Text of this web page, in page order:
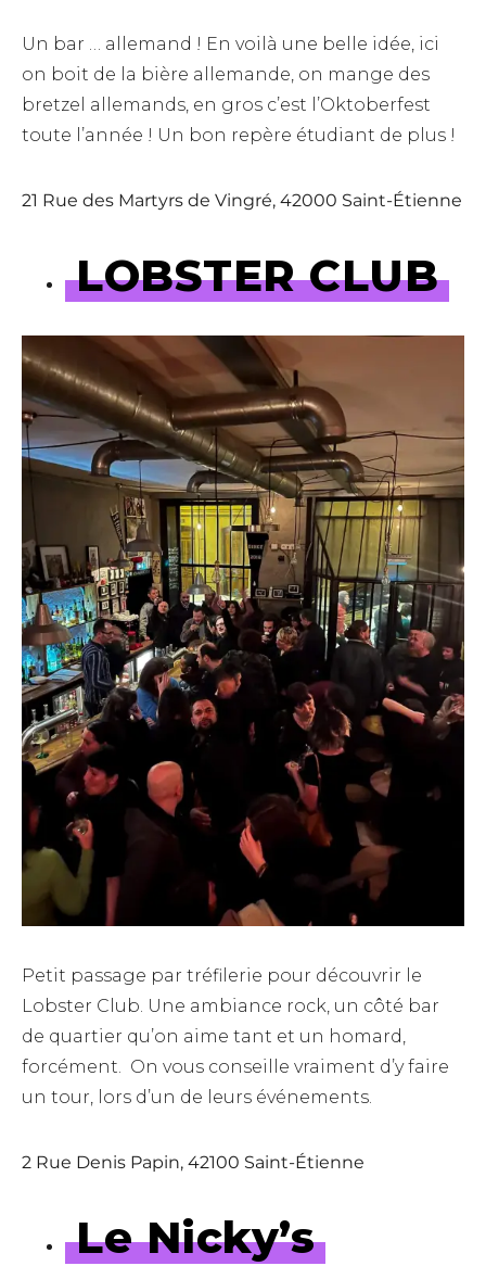
Un bar … allemand ! En voilà une belle idée, ici
on boit de la bière allemande, on mange des
bretzel allemands, en gros c’est l’Oktoberfest
toute l’année ! Un bon repère étudiant de plus !
21 Rue des Martyrs de Vingré, 42000 Saint-Étienne
LOBSTER CLUB
Petit passage par tréfilerie pour découvrir le
Lobster Club. Une ambiance rock, un côté bar
de quartier qu’on aime tant et un homard,
forcément. On vous conseille vraiment d’y faire
un tour, lors d’un de leurs événements.
2 Rue Denis Papin, 42100 Saint-Étienne
Le Nicky’s